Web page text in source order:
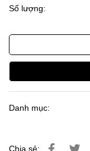
Số lượng:
Danh mục:
Chia sẻ: